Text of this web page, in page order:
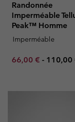
Randonnée
Imperméable
Peak™ Homme
Imperméable
Minimum sale
66,00 € - 110,00